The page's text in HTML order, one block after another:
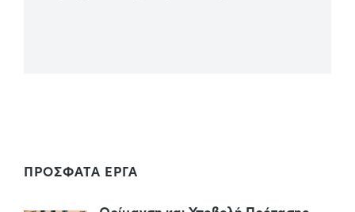
ΠΡΟΣΦΑΤΑ ΕΡΓΑ